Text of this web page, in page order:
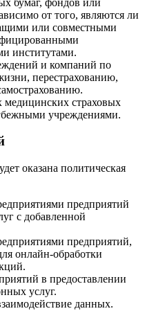
от того, являются ли
или совместными
институтами.
и компаний по
перестрахованию,
медицинских страховых
учреждениями.
оказана политическая
предприятий
с добавленной
предприятий,
онлайн-обработки
в предоставлении
услуг.
данных.